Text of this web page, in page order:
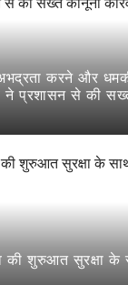
अभद्रता करने और
ने प्रशासन से की सख्त
शुरुआत सुरक्षा के